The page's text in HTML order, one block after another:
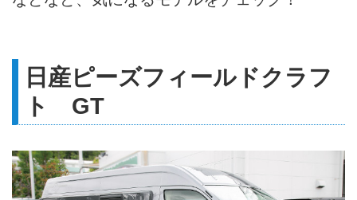
日産ピーズフィールドクラフ
ト GT